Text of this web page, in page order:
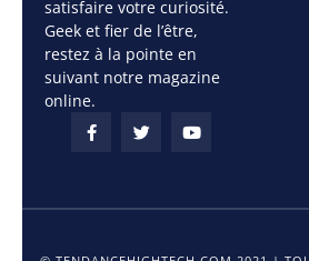
satisfaire votre curiosité.
Geek et fier de l’être,
restez à la pointe en
suivant notre magazine
online.